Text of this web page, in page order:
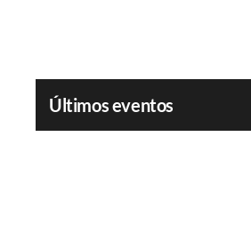
Últimos eventos